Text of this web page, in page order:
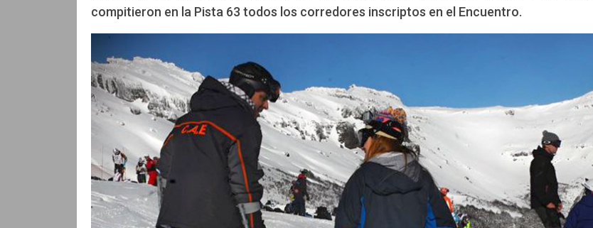
compitieron en la Pista 63 todos los corredores inscriptos en el Encuentro.